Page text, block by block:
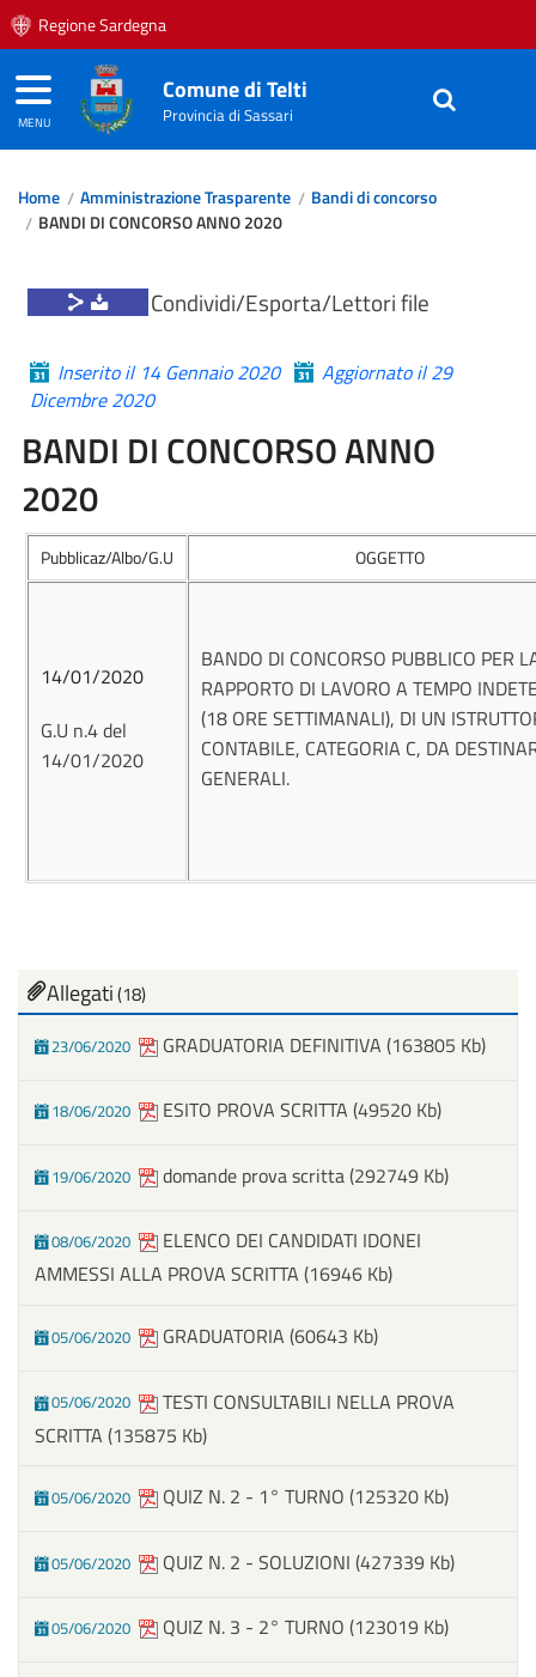
Regione Sardegna
MENU
Comune di Telti
Provincia di Sassari
Home Amministrazione Trasparente
Bandi di concorso
BANDI DI CONCORSO ANNO 2020
Condividi/Esporta/Lettori file
Inserito il 14 Gennaio 2020
Aggiornato il 29
Dicembre 2020
BANDI DI CONCORSO ANNO
2020
Pubblicaz/Albo/G.U
14/01/2020
G.U n.4 del
14/01/2020
BANDO DI CONCORSO PUBBLICO PER
RAPPORTO DI LAVORO A TEMPO
(18 ORE SETTIMANALI), DI UN
CONTABILE, CATEGORIA C, DA
GENERALI.
Allegati(18)
23/06/2020 GRADUATORIA DEFINITIVA(163805 Kb)
18/06/2020 ESITO PROVA SCRITTA(49520 Kb)
19/06/2020 domande prova scritta(292749 Kb)
08/06/2020
ELENCO DEI CANDIDATI IDONEI
AMMESSI ALLA PROVA SCRITTA (16946 Kb)
05/06/2020 GRADUATORIA(60643 Kb)
05/06/2020
TESTI CONSULTABILI NELLA PROVA
SCRITTA (135875 Kb)
05/06/2020 QUIZ N. 2 - 1° TURNO(125320 Kb)
05/06/2020 QUIZ N. 2 - SOLUZIONI(427339 Kb)
05/06/2020 QUIZ N. 3 - 2° TURNO(123019 Kb)